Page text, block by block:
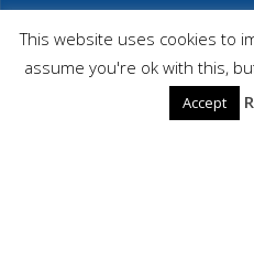
Agenda ASIME-
ASIME celebrará en
sus
This website uses cookies to
assume you're ok with this,
Accept